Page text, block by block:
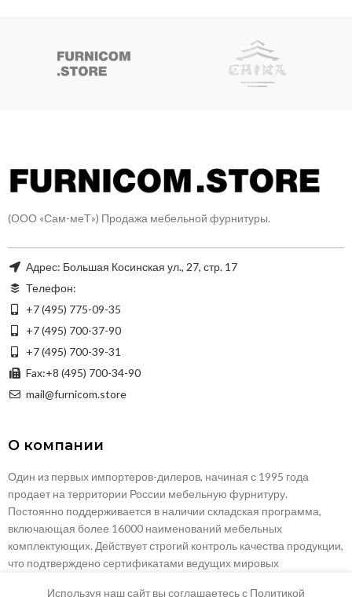
(ООО «Сам-меТ») Продажа мебельной фурнитуры.
Адрес: Большая Косинская ул., 27, стр. 17
Телефон:
+7 (495) 775-09-35
+7 (495) 700-37-90
+7 (495) 700-39-31
Fax:+8 (495) 700-34-90
mail@furnicom.store
О компании
Один из первых импортеров-дилеров, начиная с 1995 года
продает на территории России мебельную фурнитуру.
Постоянно поддерживается в наличии складская программа,
включающая более 16000 наименований мебельных
комплектующих. Действует строгий контроль качества продукции,
что подтверждено сертификатами ведущих мировых
Используя наш сайт вы соглашаетесь с Политикой